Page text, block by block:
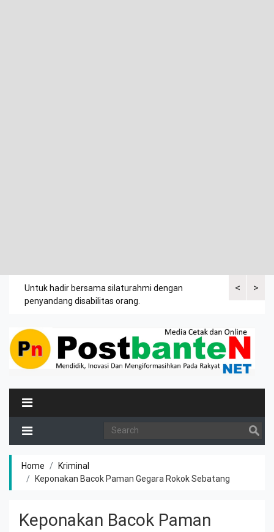
<
Untuk hadir bersama silaturahmi dengan
penyandang disabilitas orang.
Bupati>
Home
Kriminal
Keponakan Bacok Paman Gegara Rokok Sebatang
Keponakan Bacok Paman